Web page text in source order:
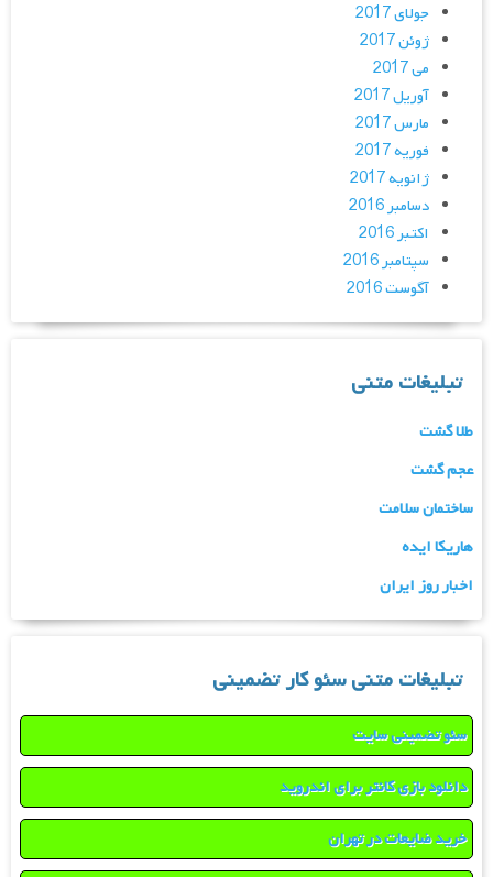
جولای 2017
ژوئن 2017
می 2017
آوریل 2017
مارس 2017
فوریه 2017
ژانویه 2017
دسامبر 2016
اکتبر 2016
سپتامبر 2016
آگوست 2016
تبلیغات متنی
طلا گشت
عجم گشت
ساختمان سلامت
هاریکا ایده
اخبار روز ایران
تبلیغات متنی سئو کار تضمینی
سئو تضمینی سایت
دانلود بازی کانتر برای اندروید
خرید ضایعات در تهران